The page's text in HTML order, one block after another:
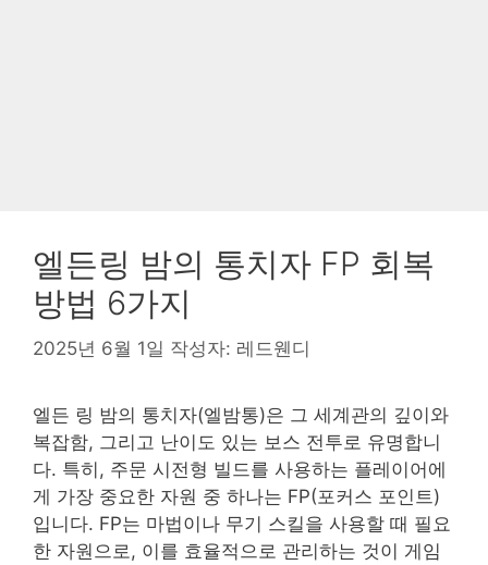
엘든링 밤의 통치자 FP 회복
방법 6가지
2025년 6월 1일 작성자: 레드웬디
엘든 링 밤의 통치자(엘밤통)은 그 세계관의 깊이와
복잡함, 그리고 난이도 있는 보스 전투로 유명합니
다. 특히, 주문 시전형 빌드를 사용하는 플레이어에
게 가장 중요한 자원 중 하나는 FP(포커스 포인트)
입니다. FP는 마법이나 무기 스킬을 사용할 때 필요
한 자원으로, 이를 효율적으로 관리하는 것이 게임